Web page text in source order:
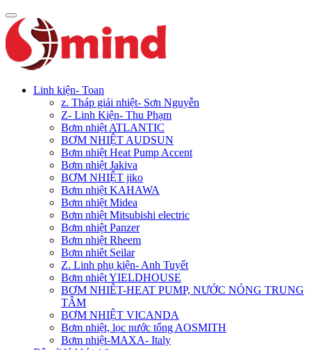
Linh kiện- Toan
z. Tháp giải nhiệt- Sơn Nguyễn
Z- Linh Kiện- Thu Phạm
Bơm nhiệt ATLANTIC
BƠM NHIỆT AUDSUN
Bơm nhiệt Heat Pump Accent
Bơm nhiệt Jakiva
BƠM NHIỆT jiko
Bơm nhiệt KAHAWA
Bơm nhiệt Midea
Bơm nhiệt Mitsubishi electric
Bơm nhiệt Panzer
Bơm nhiệt Rheem
Bơm nhiêt Seilar
Z. Linh phụ kiện- Anh Tuyết
Bơm nhiệt YIELDHOUSE
BƠM NHIÊT-HEAT PUMP, NƯỚC NÓNG TRUNG
TÂM
BƠM NHIỆT VICANDA
Bơm nhiệt, lọc nước tổng AOSMITH
Bơm nhiệt-MAXA- Italy